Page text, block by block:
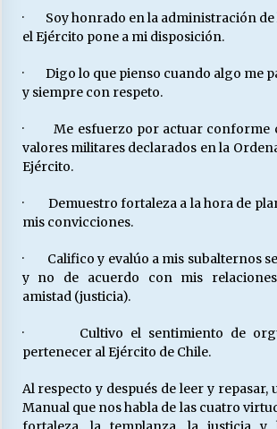
· Soy honrado en la administración de
el Ejército pone a mi disposición.
· Digo lo que pienso cuando algo me
y siempre con respeto.
· Me esfuerzo por actuar conforme
valores militares declarados en la
Ejército.
· Demuestro fortaleza a la hora de
mis convicciones.
· Califico y evalúo a mis subalternos
y no de acuerdo con mis
amistad (justicia).
· Cultivo el sentimiento de
pertenecer al Ejército de Chile.
Al respecto y después de leer y repasar,
Manual que nos habla de las cuatro